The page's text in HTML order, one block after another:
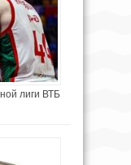
лиги ВТБ